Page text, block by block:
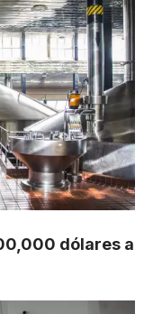
dólares a